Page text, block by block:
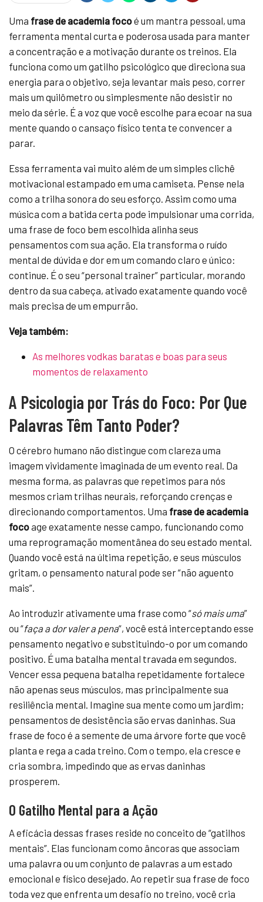
Uma frase de academia focoé um mantra pessoal, uma
ferramenta mental curta e poderosa usada para manter
a concentração e a motivação durante os treinos. Ela
funciona como um gatilho psicológico que direciona sua
energia para o objetivo, seja levantar mais peso, correr
mais um quilômetro ou simplesmente não desistir no
meio da série. É a voz que você escolhe para ecoar na sua
mente quando o cansaço físico tenta te convencer a
parar.
Essa ferramenta vai muito além de um simples clichê
motivacional estampado em uma camiseta. Pense nela
como a trilha sonora do seu esforço. Assim como uma
música com a batida certa pode impulsionar uma corrida,
uma frase de foco bem escolhida alinha seus
pensamentos com sua ação. Ela transforma o ruído
mental de dúvida e dor em um comando claro e único:
continue. É o seu “personal trainer” particular, morando
dentro da sua cabeça, ativado exatamente quando você
mais precisa de um empurrão.
Veja também:
As melhores vodkas baratas e boas para seus
momentos de relaxamento
A Psicologia por Trás do Foco: Por Que
Palavras Têm Tanto Poder?
O cérebro humano não distingue com clareza uma
imagem vividamente imaginada de um evento real. Da
mesma forma, as palavras que repetimos para nós
mesmos criam trilhas neurais, reforçando crenças e
direcionando comportamentos. Uma frase de academia
focoage exatamente nesse campo, funcionando como
uma reprogramação momentânea do seu estado mental.
Quando você está na última repetição, e seus músculos
gritam, o pensamento natural pode ser “não aguento
mais”.
Ao introduzir ativamente uma frase como “só mais uma”
ou “faça a dor valer a pena“, você está interceptando esse
pensamento negativo e substituindo-o por um comando
positivo. É uma batalha mental travada em segundos.
Vencer essa pequena batalha repetidamente fortalece
não apenas seus músculos, mas principalmente sua
resiliência mental. Imagine sua mente como um jardim;
pensamentos de desistência são ervas daninhas. Sua
frase de foco é a semente de uma árvore forte que você
planta e rega a cada treino. Com o tempo, ela cresce e
cria sombra, impedindo que as ervas daninhas
prosperem.
O Gatilho Mental para a Ação
A eficácia dessas frases reside no conceito de “gatilhos
mentais”. Elas funcionam como âncoras que associam
uma palavra ou um conjunto de palavras a um estado
emocional e físico desejado. Ao repetir sua frase de foco
toda vez que enfrenta um desafio no treino, você cria